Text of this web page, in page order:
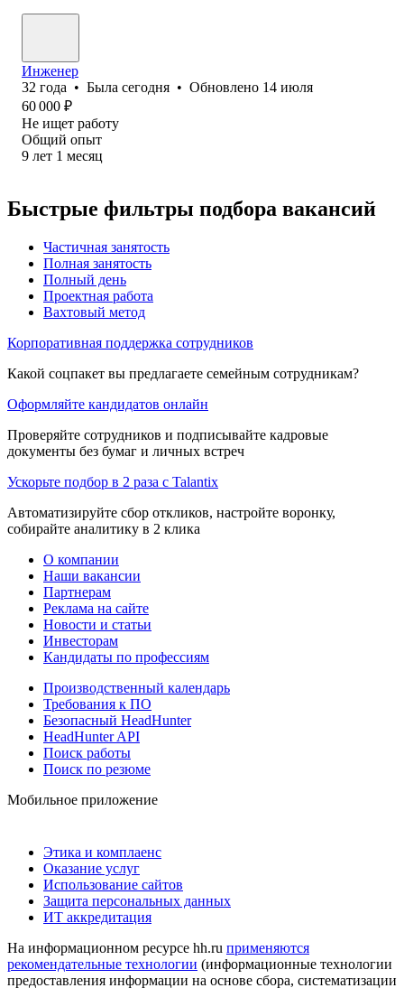
Инженер
32 года • Была сегодня • Обновлено 14 июля
60 000 ₽
Не ищет работу
Общий опыт
9 лет 1 месяц
Быстрые фильтры подбора вакансий
Частичная занятость
Полная занятость
Полный день
Проектная работа
Вахтовый метод
Корпоративная поддержка сотрудников
Какой соцпакет вы предлагаете семейным сотрудникам?
Оформляйте кандидатов онлайн
Проверяйте сотрудников и подписывайте кадровые
документы без бумаг и личных встреч
Ускорьте подбор в 2 раза с Talantix
Автоматизируйте сбор откликов, настройте воронку,
собирайте аналитику в 2 клика
О компании
Наши вакансии
Партнерам
Реклама на сайте
Новости и статьи
Инвесторам
Кандидаты по профессиям
Производственный календарь
Требования к ПО
Безопасный HeadHunter
HeadHunter API
Поиск работы
Поиск по резюме
Мобильное приложение
Этика и комплаенс
Оказание услуг
Использование сайтов
Защита персональных данных
ИТ аккредитация
На информационном ресурсе hh.ru применяются
рекомендательные технологии (информационные технологии
предоставления информации на основе сбора, систематизации